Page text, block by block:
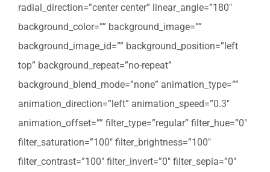
radial_direction=”center center” linear_angle=”180″
background_color=”” background_image=””
background_image_id=”” background_position=”left
top” background_repeat=”no-repeat”
background_blend_mode=”none” animation_type=””
animation_direction=”left” animation_speed=”0.3″
animation_offset=”” filter_type=”regular” filter_hue=”0″
filter_saturation=”100″ filter_brightness=”100″
filter_contrast=”100″ filter_invert=”0″ filter_sepia=”0″